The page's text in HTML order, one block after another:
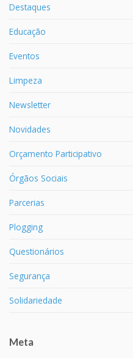
Destaques
Educação
Eventos
Limpeza
Newsletter
Novidades
Orçamento Participativo
Órgãos Sociais
Parcerias
Plogging
Questionários
Segurança
Solidariedade
Meta